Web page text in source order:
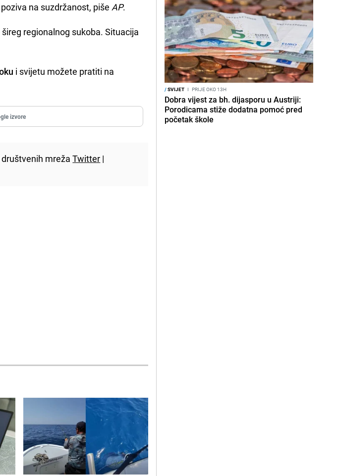
na suzdržanost, piše AP.
regionalnog sukoba. Situacija
i svijetu možete pratiti na
izvore
društvenih mrežaTwitter |
/SVIJET I PRIJE OKO 13H
Dobra vijest za bh. dijasporu u Austriji:
Porodicama stiže dodatna pomoć pred
početak škole